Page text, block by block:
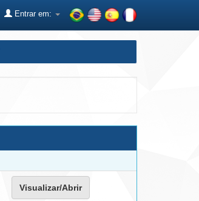
Entrar em:
Visualizar/Abrir